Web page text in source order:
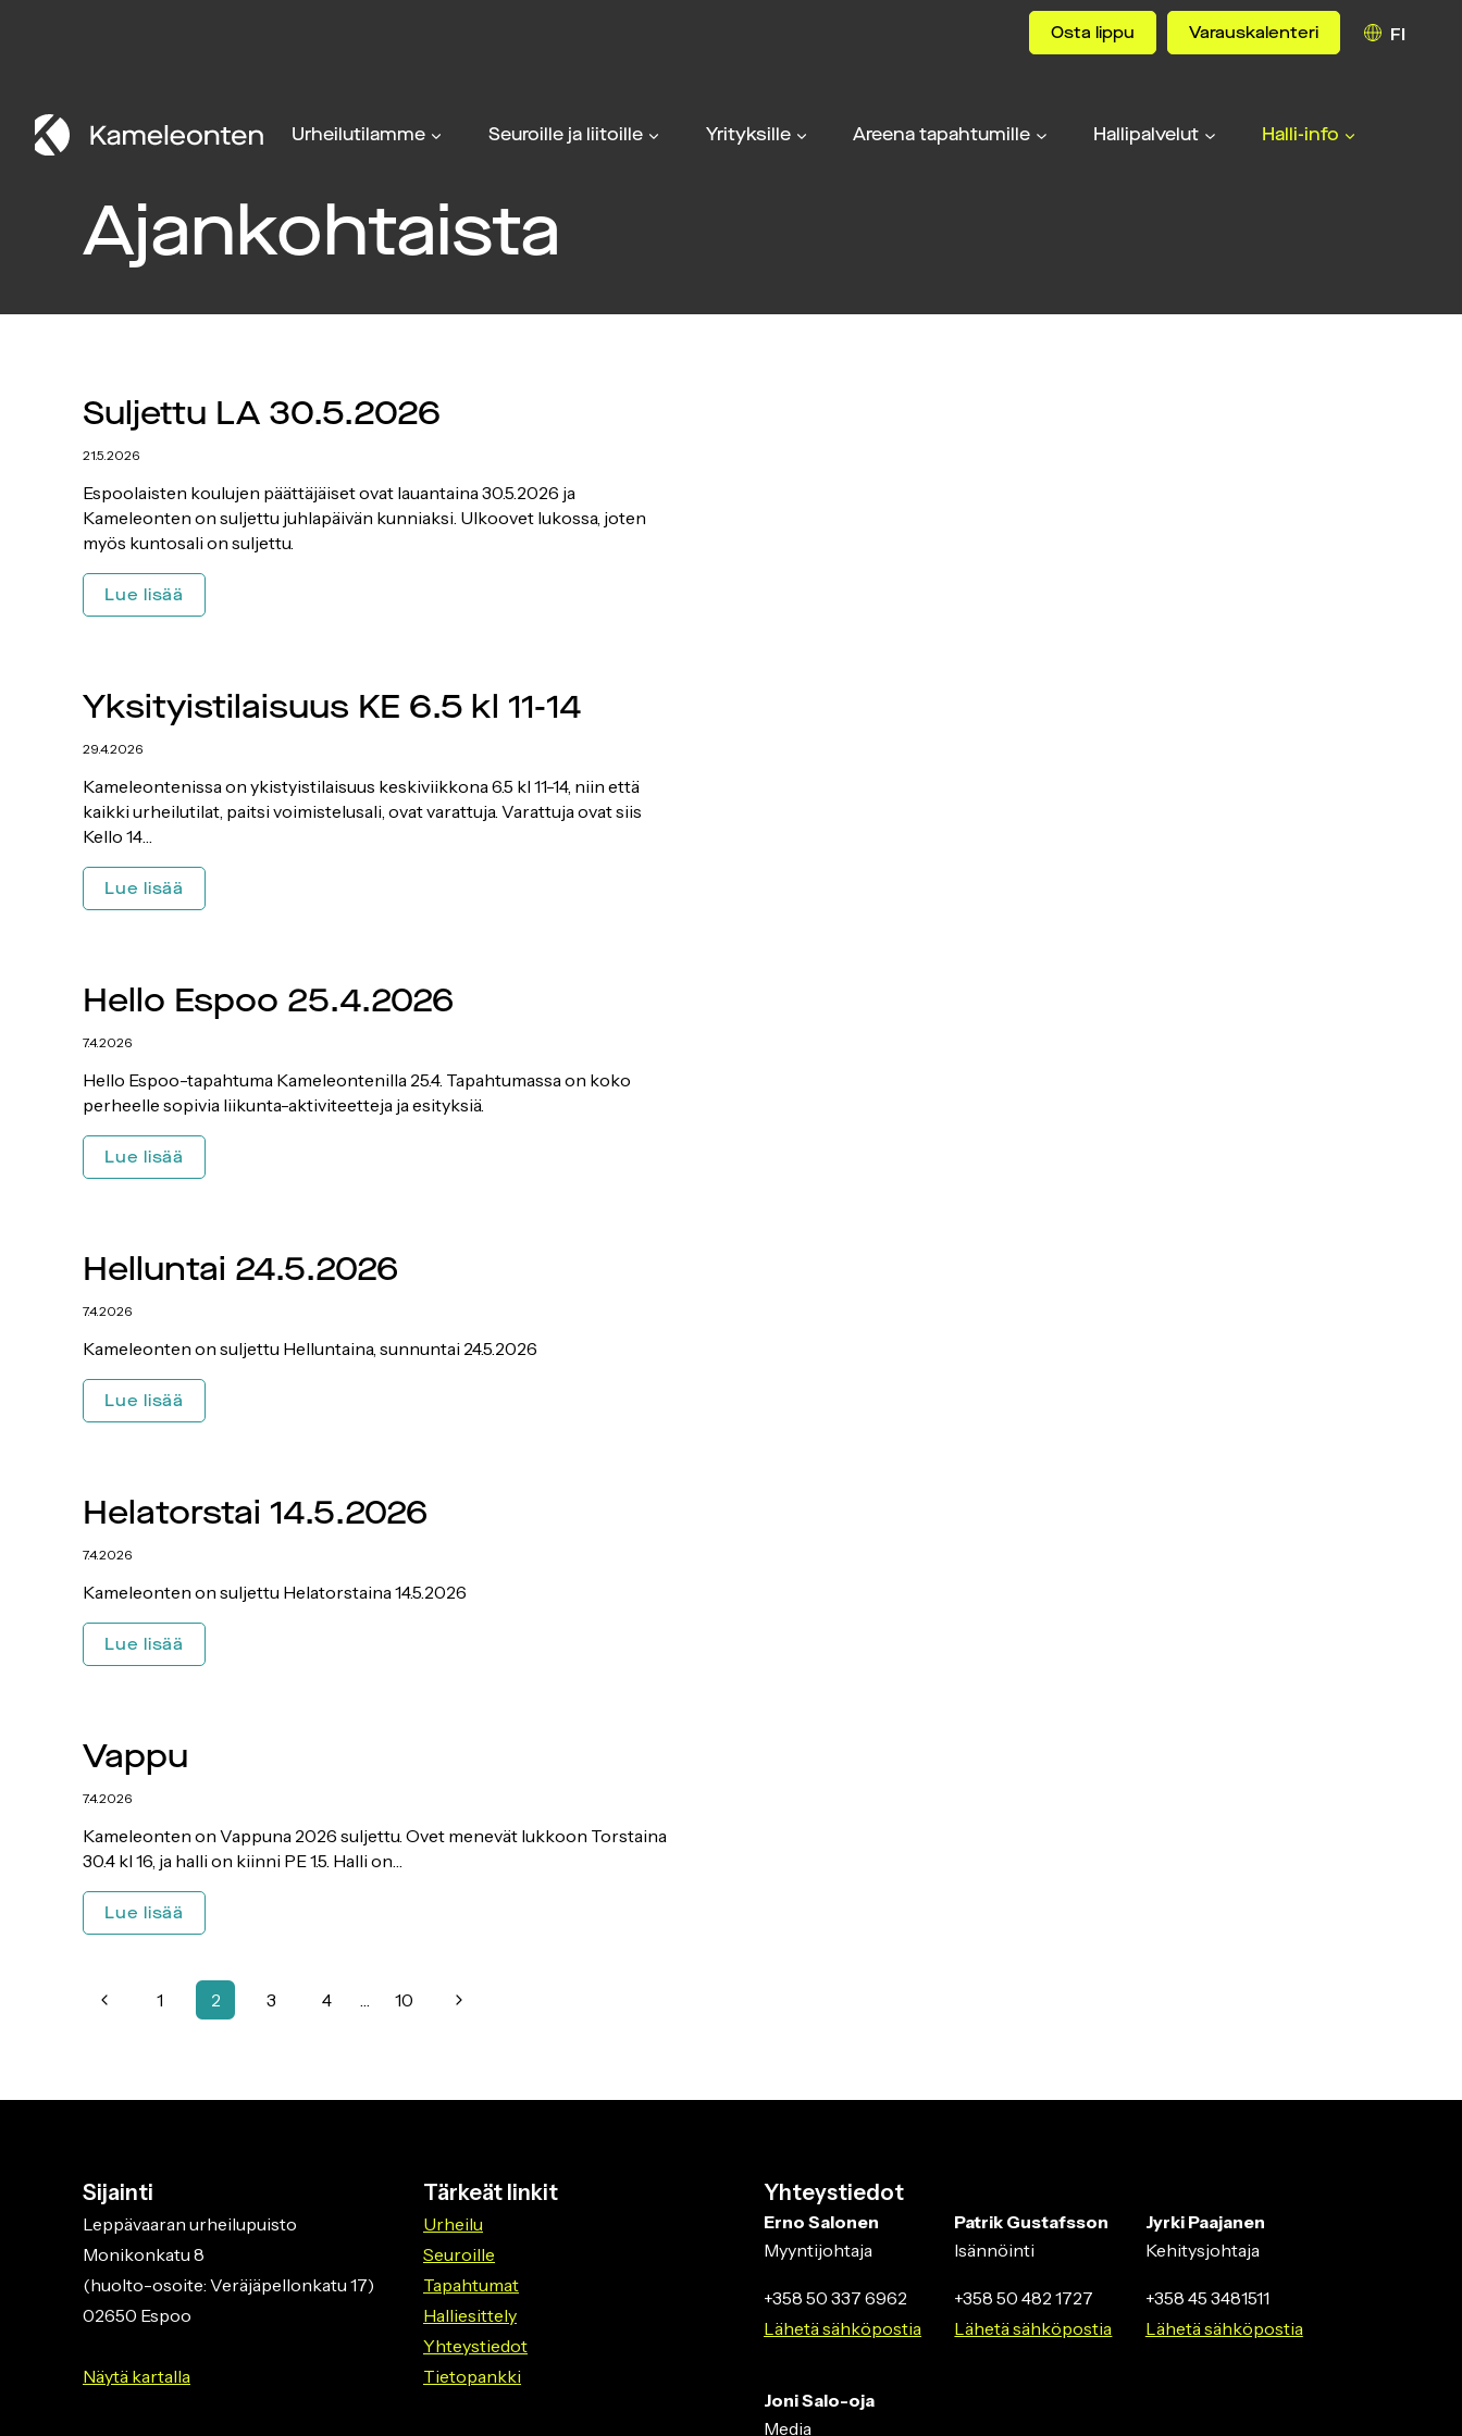
Osta lippu Varauskalenteri FI
Urheilutilamme Seuroille ja liitoille Yrityksille Areena tapahtumille Hallipalvelut Halli-info
Ajankohtaista
Suljettu LA 30.5.2026
21.5.2026
Espoolaisten koulujen päättäjäiset ovat lauantaina 30.5.2026 ja
Kameleonten on suljettu juhlapäivän kunniaksi. Ulkoovet lukossa, joten
myös kuntosali on suljettu.
Lue lisää
LA
Yksityistilaisuus KE 6.5 kl 11-14
29.4.2026
Kameleontenissa on ykistyistilaisuus keskiviikkona 6.5 kl 11-14, niin että
kaikki urheilutilat, paitsi voimistelusali, ovat varattuja. Varattuja ovat siis
Kello 14…
Lue lisää
KE
14
Hello Espoo 25.4.2026
7.4.2026
Hello Espoo-tapahtuma Kameleontenilla 25.4. Tapahtumassa on koko
perheelle sopivia liikunta-aktiviteetteja ja esityksiä.
Lue lisää
Espoo
Helluntai 24.5.2026
7.4.2026
Kameleonten on suljettu Helluntaina, sunnuntai 24.5.2026
Lue lisää
24.5.2026
Helatorstai 14.5.2026
7.4.2026
Kameleonten on suljettu Helatorstaina 14.5.2026
Lue lisää
14.5.2026
Vappu
7.4.2026
Kameleonten on Vappuna 2026 suljettu. Ovet menevät lukkoon Torstaina
30.4 kl 16, ja halli on kiinni PE 1.5. Halli on…
Lue lisää
Sivunavigointi
Edellinen
1 2 3 4 10
Seuraava
Sijainti
Leppävaaran urheilupuisto
Monikonkatu 8
(huolto-osoite: Veräjäpellonkatu 17)
02650 Espoo
Näytä kartalla
Tärkeät linkit
Urheilu
Seuroille
Tapahtumat
Halliesittely
Yhteystiedot
Tietopankki
Yhteystiedot
Erno Salonen
Myyntijohtaja
+358 50 337 6962
Lähetä sähköpostia
Patrik Gustafsson
Isännöinti
+358 50 482 1727
Lähetä sähköpostia
Jyrki Paajanen
Kehitysjohtaja
+358 45 3481511
Lähetä sähköpostia
Joni Salo-oja
Media